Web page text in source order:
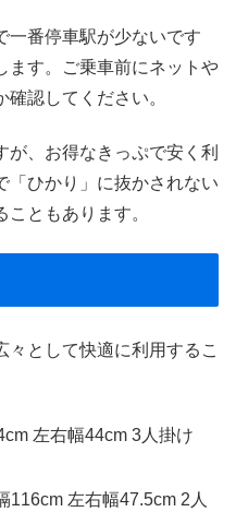
一番停車駅が少ないです
ます。ご乗車前にネットや
認してください。
が、お得なきっぷで安く利
「ひかり」に抜かされない
ともあります。
々として快適に利用するこ
左右幅44cm 3人掛け
116cm 左右幅47.5cm 2人